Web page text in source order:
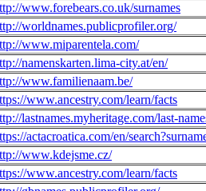
www.forebears.co.uk/surnames
worldnames.publicprofiler.org/
www.miparentela.com/
namenskarten.lima-city.at/en/
www.familienaam.be/
www.ancestry.com/learn/facts
lastnames.myheritage.com/last-
actacroatica.com/en/
www.kdejsme.cz/
www.ancestry.com/learn/facts